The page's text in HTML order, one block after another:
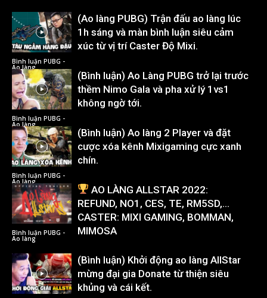
Bình luận PUBG -
Ao làng
(Ao làng PUBG) Trận đấu ao làng lúc
1h sáng và màn bình luận siêu cảm
xúc từ vị trí Caster Độ Mixi.
Bình luận PUBG -
Ao làng
(Bình luận) Ao Làng PUBG trở lại trước
thềm Nimo Gala và pha xử lý 1vs1
không ngờ tới.
Bình luận PUBG -
Ao làng
(Bình luận) Ao làng 2 Player và đặt
cược xóa kênh Mixigaming cực xanh
chín.
Bình luận PUBG -
Ao làng
AO LÀNG ALLSTAR 2022:
REFUND, NO1, CES, TE, RM5SD,…
CASTER: MIXI GAMING, BOMMAN,
MIMOSA
(Bình luận) Khởi động ao làng AllStar
mừng đại gia Donate từ thiện siêu
khủng và cái kết.